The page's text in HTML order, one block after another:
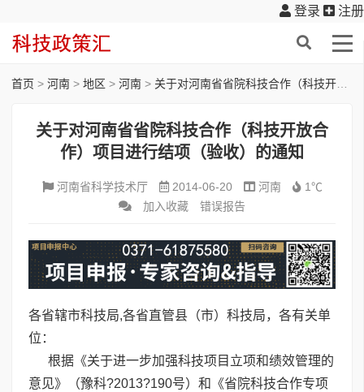
登录 注册
首页 > 河南 > 地区 > 河南 > 关于对河南省省院科技合作（科技开放合作）项目进行结项（验收）的通知
关于对河南省省院科技合作（科技开放合
作）项目进行结项（验收）的通知
河南省科学技术厅 2014-06-20 河南
1℃
加入收藏
错误报告
各省辖市科技局,各省直管县（市）科技局，各有关单
位：
根据《关于进一步加强科技项目立项和绩效管理的
意见》（豫科?2013?190号）和《省院科技合作专项